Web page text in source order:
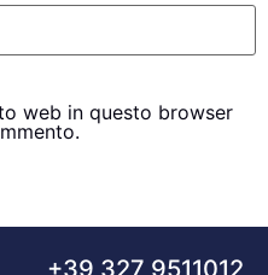
web in questo browser
+39 327 9511012